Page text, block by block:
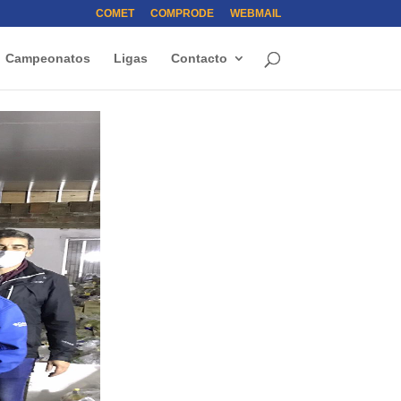
COMET COMPRODE WEBMAIL
Campeonatos Ligas Contacto